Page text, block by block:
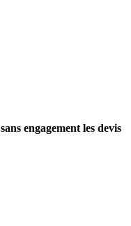
sans engagement les devis